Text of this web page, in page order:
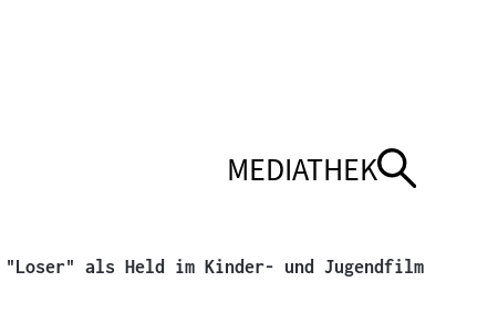
MEDIATHEK
"Loser" als Held im Kinder- und Jugendfilm